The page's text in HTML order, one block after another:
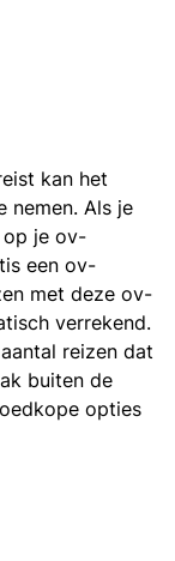
kan het
nemen. Als je
je ov-
een ov-
met deze ov-
verrekend.
reizen dat
buiten de
opties